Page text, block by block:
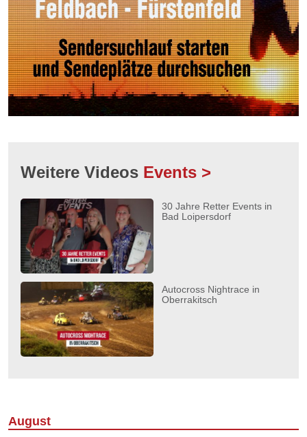
Weitere Videos Events >
30 Jahre Retter Events in
Bad Loipersdorf
Autocross Nightrace in
Oberrakitsch
August